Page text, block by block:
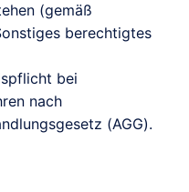
(gemäß
berechtigtes
bei
nach
(AGG).